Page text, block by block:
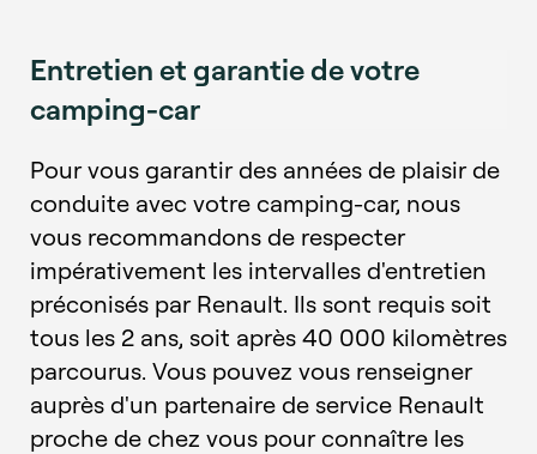
Entretien et garantie de votre
camping-car
Pour vous garantir des années de plaisir de
conduite avec votre camping-car, nous
vous recommandons de respecter
impérativement les intervalles d'entretien
préconisés par Renault. Ils sont requis soit
tous les 2 ans, soit après 40 000 kilomètres
parcourus. Vous pouvez vous renseigner
auprès d'un partenaire de service Renault
proche de chez vous pour connaître les